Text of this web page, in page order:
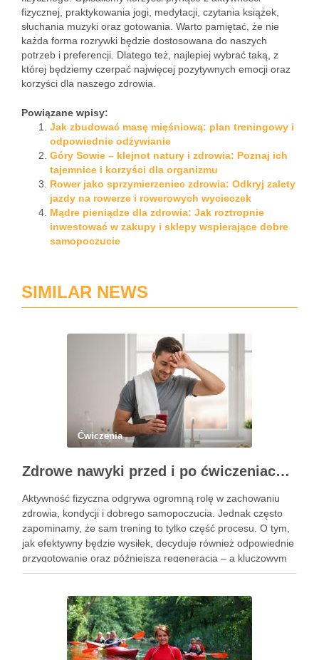
fizycznej, praktykowania jogi, medytacji, czytania książek,
słuchania muzyki oraz gotowania. Warto pamiętać, że nie
każda forma rozrywki będzie dostosowana do naszych
potrzeb i preferencji. Dlatego też, najlepiej wybrać taką, z
której będziemy czerpać najwięcej pozytywnych emocji oraz
korzyści dla naszego zdrowia.
Powiązane wpisy:
Jak zbudować masę mięśniową: plan treningowy i
odpowiednie odżywianie
Góry Sowie – klejnot natury i zdrowia: Poznaj ich
tajemnice i korzyści dla organizmu
Rower jako sprzymierzeniec zdrowia: Odkryj zalety
jazdy na rowerze i rowerowych wycieczek
Mądre pieniądze dla zdrowia: Jak roztropnie
inwestować w zakupy i sklepy wspierające dobre
samopoczucie
SIMILAR NEWS
Ćwiczenia
Zdrowe nawyki przed i po ćwiczeniach – co pić, aby wzmocnić organizm?
Aktywność fizyczna odgrywa ogromną rolę w zachowaniu
zdrowia, kondycji i dobrego samopoczucia. Jednak często
zapominamy, że sam trening to tylko część procesu. O tym,
jak efektywny będzie wysiłek, decyduje również odpowiednie
przygotowanie oraz późniejsza regeneracja – a kluczowym
elementem obu etapów jest nawodnienie połączone z